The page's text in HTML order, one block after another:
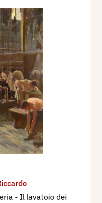
- Il lavatoio dei